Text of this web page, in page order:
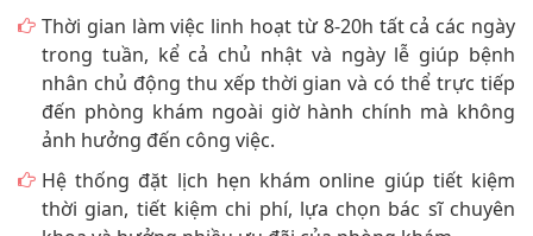
Thời gian làm việc linh hoạt từ 8-20h tất cả các ngày
trong tuần, kể cả chủ nhật và ngày lễ giúp bệnh
nhân chủ động thu xếp thời gian và có thể trực tiếp
đến phòng khám ngoài giờ hành chính mà không
ảnh hưởng đến công việc.
Hệ thống đặt lịch hẹn khám online giúp tiết kiệm
thời gian, tiết kiệm chi phí, lựa chọn bác sĩ chuyên